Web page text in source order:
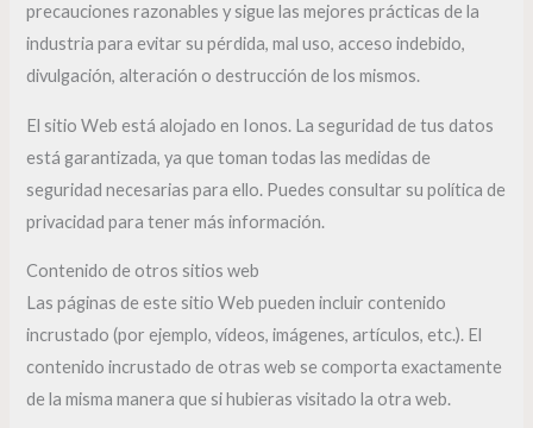
precauciones razonables y sigue las mejores prácticas de la
industria para evitar su pérdida, mal uso, acceso indebido,
divulgación, alteración o destrucción de los mismos.
El sitio Web está alojado en Ionos. La seguridad de tus datos
está garantizada, ya que toman todas las medidas de
seguridad necesarias para ello. Puedes consultar su política de
privacidad para tener más información.
Contenido de otros sitios web
Las páginas de este sitio Web pueden incluir contenido
incrustado (por ejemplo, vídeos, imágenes, artículos, etc.). El
contenido incrustado de otras web se comporta exactamente
de la misma manera que si hubieras visitado la otra web.